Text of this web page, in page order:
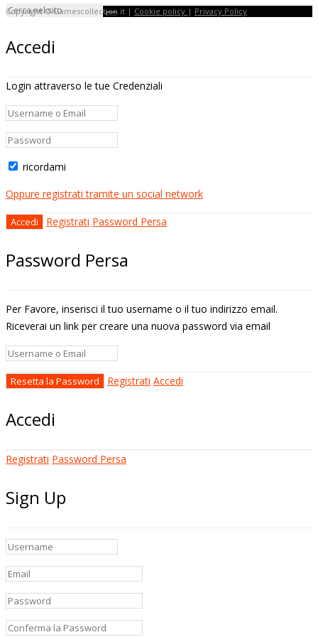
Copyright © Gamescollection.it | Cookie policy | Privacy Policy
Accedi
Login attraverso le tue Credenziali
ricordami
Oppure registrati tramite un social network
Registrati Password Persa
Password Persa
Per Favore, inserisci il tuo username o il tuo indirizzo email.
Riceverai un link per creare una nuova password via email
Registrati Accedi
Accedi
Registrati Password Persa
Sign Up